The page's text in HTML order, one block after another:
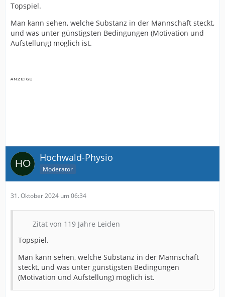
Topspiel.
Man kann sehen, welche Substanz in der Mannschaft steckt,
und was unter günstigsten Bedingungen (Motivation und
Aufstellung) möglich ist.
Hochwald-Physio
Moderator
31. Oktober 2024 um 06:34
Zitat von 119 Jahre Leiden
Topspiel.
Man kann sehen, welche Substanz in der Mannschaft
steckt, und was unter günstigsten Bedingungen
(Motivation und Aufstellung) möglich ist.